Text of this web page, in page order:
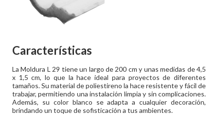
Características
La Moldura L 29 tiene un largo de 200 cm y unas medidas de 4,5
x 1,5 cm, lo que la hace ideal para proyectos de diferentes
tamaños. Su material de poliestireno la hace resistente y fácil de
trabajar, permitiendo una instalación limpia y sin complicaciones.
Además, su color blanco se adapta a cualquier decoración,
brindando un toque de sofisticación a tus ambientes.